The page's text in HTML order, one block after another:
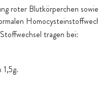
roter Blutkörperchen
tragen bei: